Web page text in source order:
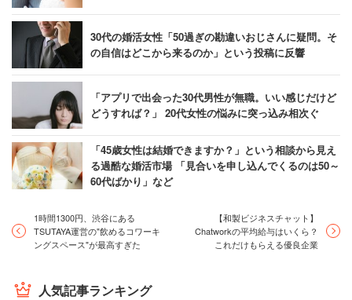
30代の婚活女性「50過ぎの勘違いおじさんに疑問。そ
の自信はどこから来るのか」という投稿に反響
「アプリで出会った30代男性が無職。いい感じだけど
どうすれば？」 20代女性の悩みに突っ込み相次ぐ
「45歳女性は結婚できますか？」という相談から見え
る過酷な婚活市場 「見合いを申し込んでくるのは50～
60代ばかり」など
1時間1300円、渋谷にある
TSUTAYA運営の"飲めるコワーキ
ングスペース"が最高すぎた
【和製ビジネスチャット】
Chatworkの平均給与はいくら？
これだけもらえる優良企業
人気記事ランキング